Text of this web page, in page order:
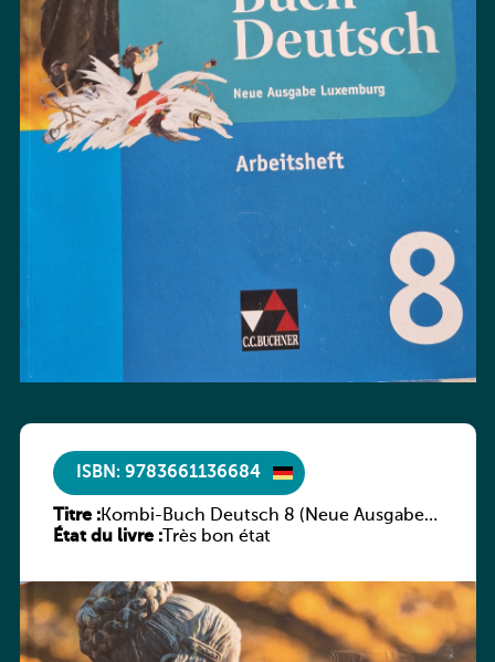
ISBN: 9783661136684
Titre :Kombi-Buch Deutsch 8 (Neue Ausgabe
Luxemburg)
État du livre :Très bon état